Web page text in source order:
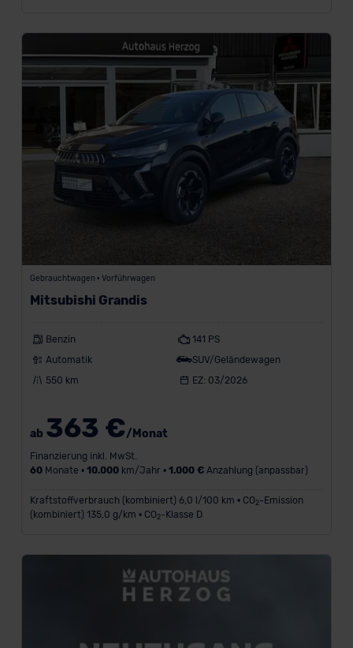
Grundlage eines Angemessenheitsbeschlusses der EU-
Kommission (Art. 45 Abs. 1 DSGVO), von
Standarddatenschutzklauseln (Art. 46 Abs. 2 lit. c
DSGVO) oder wenn Sie hierzu Ihre Einwilligung freiwillig
erteilen. Nähere Informationen zu den bestehenden
Datenschutzklauseln können Sie über den Kontakt zu
unserem Datenschutzbeauftragten unter
datenschutz@meinauto.de anfordern.
Impressum
Gebrauchtwagen • Vorführwagen
Mitsubishi Grandis
Benzin
141 PS
Automatik
SUV/Geländewagen
550 km
EZ: 03/2026
ab 363 €/Monat
Finanzierung inkl. MwSt.
60Monate • 10.000km/Jahr • 1.000 €Anzahlung (anpassbar)
Kraftstoffverbrauch (kombiniert) 6,0 l/100 km • CO2-Emission
(kombiniert) 135,0 g/km • CO2-Klasse D